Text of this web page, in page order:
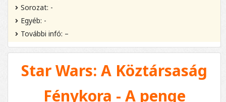
Sorozat: -
Egyéb: -
További infó: –
Star Wars: A Köztársaság
Fénykora - A penge